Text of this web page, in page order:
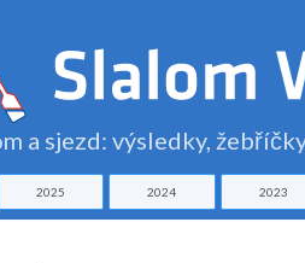
a sjezd: výsledky,
2025 2024 2023